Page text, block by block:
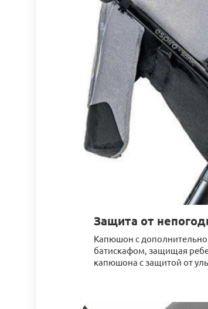
Защита от
Капюшон с
батискафом, защищая
капюшона с защитой от